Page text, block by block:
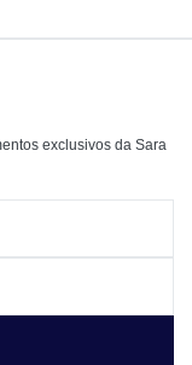
exclusivos da Sara